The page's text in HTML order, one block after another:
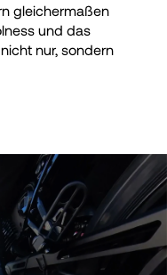
gleichermaßen
und das
nur, sondern